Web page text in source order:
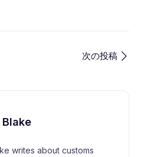
次の投稿
writes about customs